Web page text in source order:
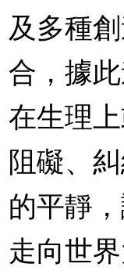
及多種
合，據
在生理
阻礙、
的平靜
走向世